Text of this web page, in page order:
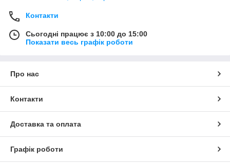
Контакти
Сьогодні працює з 10:00 до 15:00
Показати весь графік роботи
Про нас
Контакти
Доставка та оплата
Графік роботи